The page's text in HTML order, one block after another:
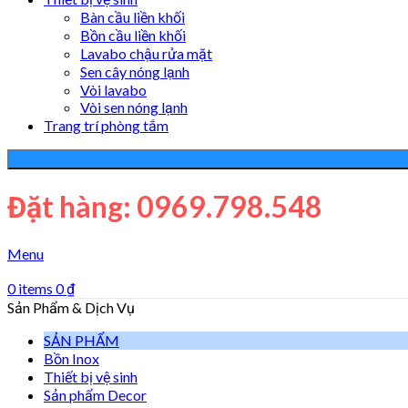
Bàn cầu liền khối
Bồn cầu liền khối
Lavabo chậu rửa mặt
Sen cây nóng lạnh
Vòi lavabo
Vòi sen nóng lạnh
Trang trí phòng tắm
Đặt hàng: 0969.798.548
Menu
0items 0₫
Sản Phẩm & Dịch Vụ
SẢN PHẨM
Bồn Inox
Thiết bị vệ sinh
Sản phẩm Decor